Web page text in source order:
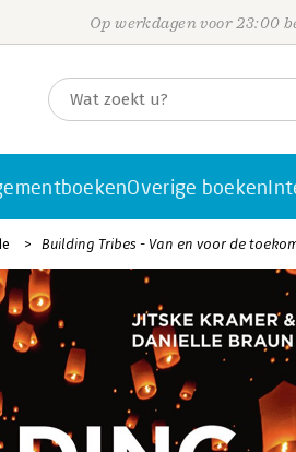
Op werkdagen voor 23:00
Overige boeken
Building Tribes - Van en voor de